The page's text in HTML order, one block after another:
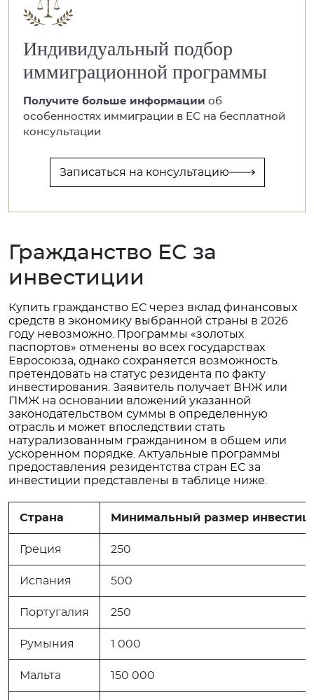
Индивидуальный подбор
иммиграционной программы
Получите больше информации об
особенностях иммиграции в ЕС на бесплатной
консультации
Записаться на консультацию
Гражданство ЕС за
инвестиции
Купить гражданство ЕС через вклад финансовых
средств в экономику выбранной страны в 2026
году невозможно. Программы «золотых
паспортов» отменены во всех государствах
Евросоюза, однако сохраняется возможность
претендовать на статус резидента по факту
инвестирования. Заявитель получает ВНЖ или
ПМЖ на основании вложений указанной
законодательством суммы в определенную
отрасль и может впоследствии стать
натурализованным гражданином в общем или
ускоренном порядке. Актуальные программы
предоставления резидентства стран ЕС за
инвестиции представлены в таблице ниже.
Страна Минимальный размер
Греция 250
Испания 500
Португалия 250
Румыния 1 000
Мальта 150 000